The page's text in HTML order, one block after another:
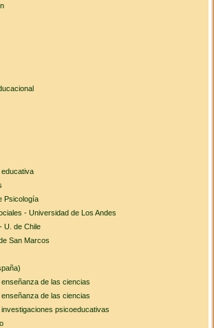
educativa
Psicología
- Universidad de Los Andes
U. de Chile
San Marcos
de las ciencias
de las ciencias
psicoeducativas